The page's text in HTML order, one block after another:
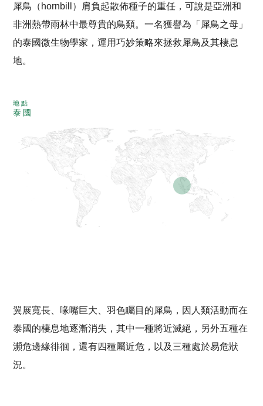
犀鳥（hornbill）肩負起散佈種子的重任，可說是亞洲和
非洲熱帶雨林中最尊貴的鳥類。一名獲譽為「犀鳥之母」
的泰國微生物學家，運用巧妙策略來拯救犀鳥及其棲息
地。
地點
泰國
翼展寬長、喙嘴巨大、羽色矚目的犀鳥，因人類活動而在
泰國的棲息地逐漸消失，其中一種將近滅絕，另外五種在
瀕危邊緣徘徊，還有四種屬近危，以及三種處於易危狀
況。